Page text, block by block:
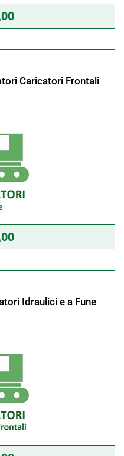
Caricatori Frontali
Idraulici e a Fune